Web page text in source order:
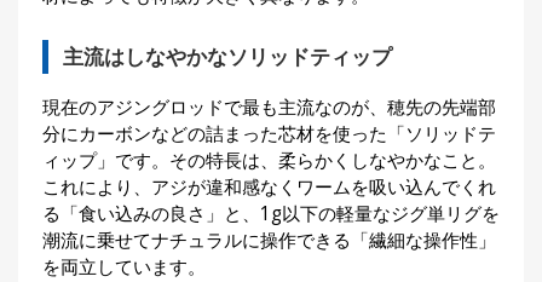
主流はしなやかなソリッドティップ
現在のアジングロッドで最も主流なのが、穂先の先端部
分にカーボンなどの詰まった芯材を使った「ソリッドテ
ィップ」です。その特長は、柔らかくしなやかなこと。
これにより、アジが違和感なくワームを吸い込んでくれ
る「食い込みの良さ」と、1g以下の軽量なジグ単リグを
潮流に乗せてナチュラルに操作できる「繊細な操作性」
を両立しています。